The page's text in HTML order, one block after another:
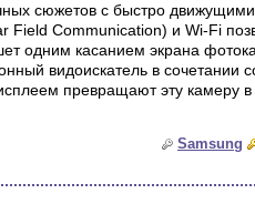
сюжетов с быстро
Field Communication) и Wi-Fi
одним касанием экрана
видоискатель в сочетании
превращают эту камеру
Samsung